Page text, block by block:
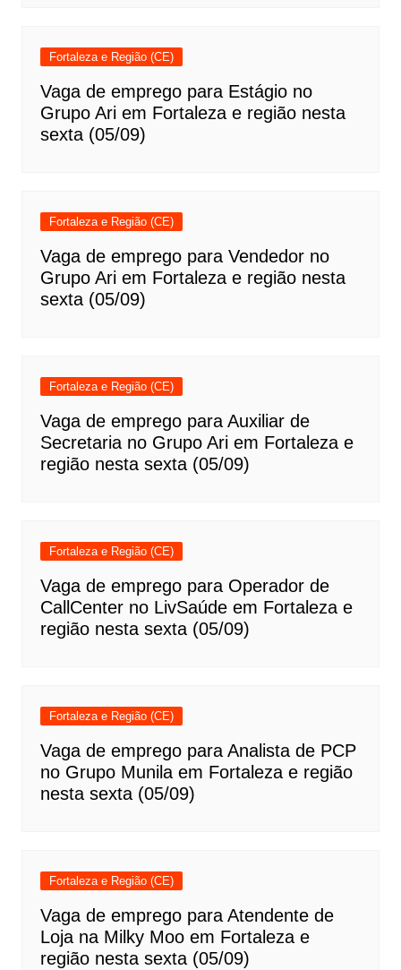
Fortaleza e Região (CE)
Vaga de emprego para Estágio no
Grupo Ari em Fortaleza e região nesta
sexta (05/09)
Fortaleza e Região (CE)
Vaga de emprego para Vendedor no
Grupo Ari em Fortaleza e região nesta
sexta (05/09)
Fortaleza e Região (CE)
Vaga de emprego para Auxiliar de
Secretaria no Grupo Ari em Fortaleza e
região nesta sexta (05/09)
Fortaleza e Região (CE)
Vaga de emprego para Operador de
CallCenter no LivSaúde em Fortaleza e
região nesta sexta (05/09)
Fortaleza e Região (CE)
Vaga de emprego para Analista de PCP
no Grupo Munila em Fortaleza e região
nesta sexta (05/09)
Fortaleza e Região (CE)
Vaga de emprego para Atendente de
Loja na Milky Moo em Fortaleza e
região nesta sexta (05/09)